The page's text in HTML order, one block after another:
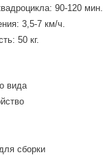
90-120 мин.
3,5-7 км/ч.
50 кг.
вида
сборки